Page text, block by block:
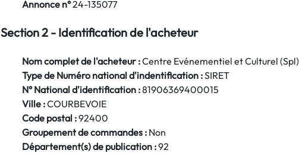
Annonce n°24-135077
Section 2 - Identification de l'acheteur
Nom complet de l'acheteur :Centre Evénementiel et Culturel (Spl)
Type de Numéro national d'indentification :SIRET
N° National d'identification :81906369400015
Ville :COURBEVOIE
Code postal :92400
Groupement de commandes : Non
Département(s) de publication :92